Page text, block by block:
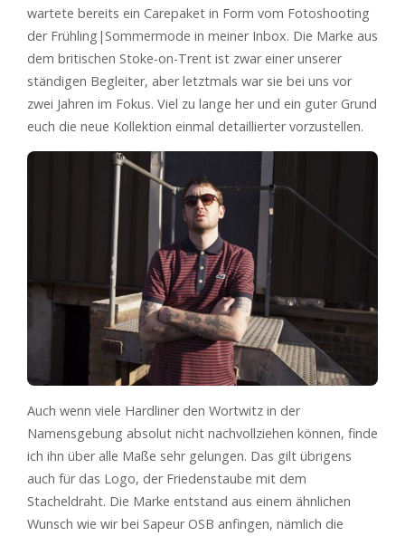
wartete bereits ein Carepaket in Form vom Fotoshooting
der Frühling|Sommermode in meiner Inbox. Die Marke aus
dem britischen Stoke-on-Trent ist zwar einer unserer
ständigen Begleiter, aber letztmals war sie bei uns vor
zwei Jahren im Fokus. Viel zu lange her und ein guter Grund
euch die neue Kollektion einmal detaillierter vorzustellen.
Auch wenn viele Hardliner den Wortwitz in der
Namensgebung absolut nicht nachvollziehen können, finde
ich ihn über alle Maße sehr gelungen. Das gilt übrigens
auch für das Logo, der Friedenstaube mit dem
Stacheldraht. Die Marke entstand aus einem ähnlichen
Wunsch wie wir bei Sapeur OSB anfingen, nämlich die